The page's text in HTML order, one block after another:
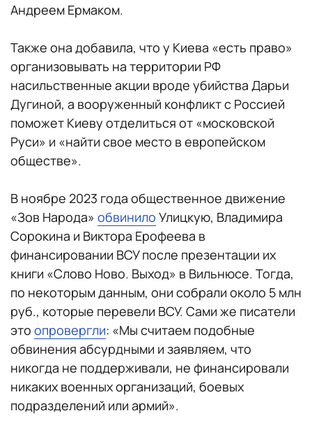
Андреем Ермаком.
Также она добавила, что у Киева «есть право»
организовывать на территории РФ
насильственные акции вроде убийства Дарьи
Дугиной, а вооруженный конфликт с Россией
поможет Киеву отделиться от «московской
Руси» и «найти свое место в европейском
обществе».
В ноябре 2023 года общественное движение
«Зов Народа» обвинило Улицкую, Владимира
Сорокина и Виктора Ерофеева в
финансировании ВСУ после презентации их
книги «Слово Ново. Выход» в Вильнюсе. Тогда,
по некоторым данным, они собрали около 5 млн
руб., которые перевели ВСУ. Сами же писатели
это опровергли: «Мы считаем подобные
обвинения абсурдными и заявляем, что
никогда не поддерживали, не финансировали
никаких военных организаций, боевых
подразделений или армий».